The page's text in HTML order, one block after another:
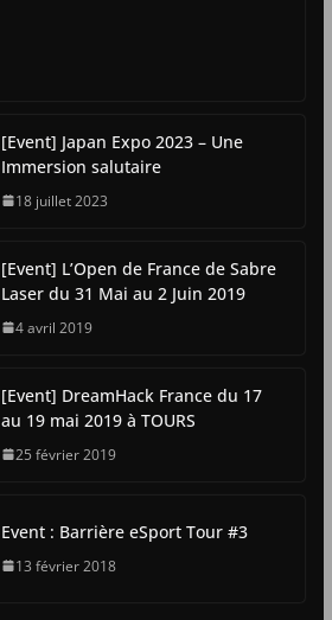
[Event] Japan Expo 2023 – Une
Immersion salutaire
18 juillet 2023
[Event] L’Open de France de Sabre
Laser du 31 Mai au 2 Juin 2019
4 avril 2019
[Event] DreamHack France du 17
au 19 mai 2019 à TOURS
25 février 2019
Event : Barrière eSport Tour #3
13 février 2018